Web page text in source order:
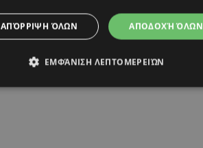
ΑΠΟΔΟΧΉ ΌΛΩΝ
ΑΠΌΡΡΙΨΗ ΌΛΩΝ
ΕΜΦΆΝΙΣΗ ΛΕΠΤΟΜΕΡΕΙΏΝ